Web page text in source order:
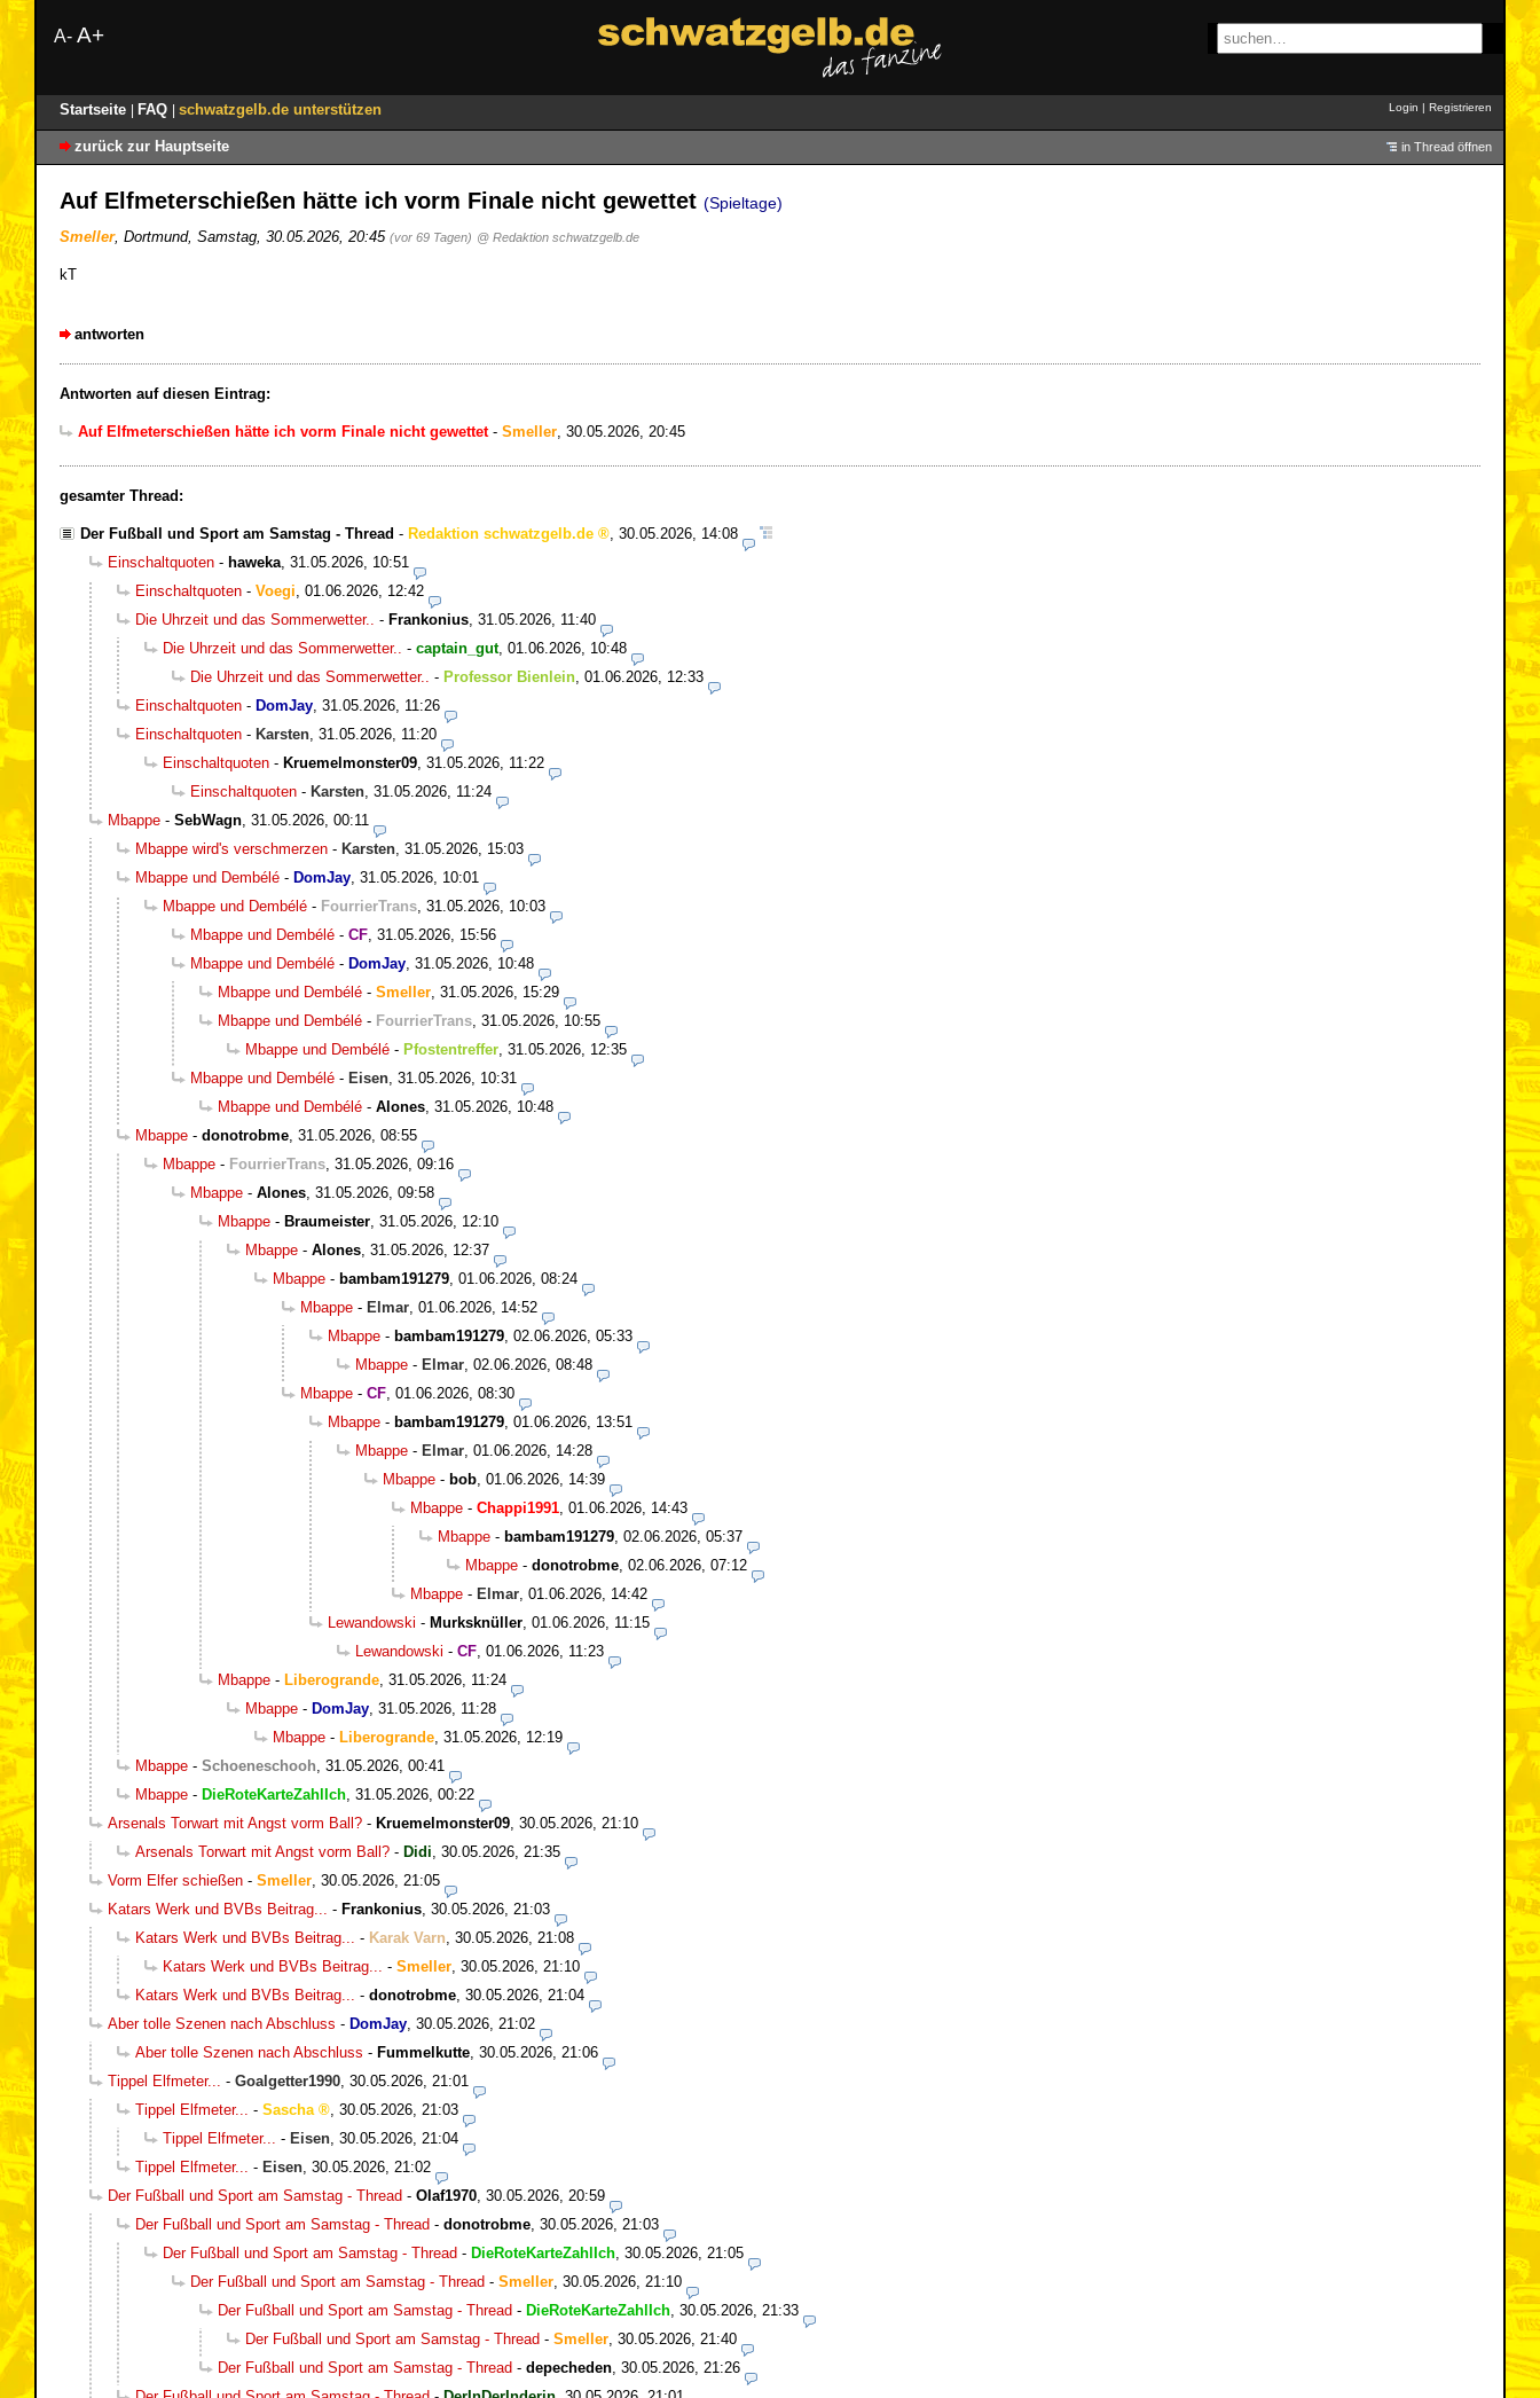
A- A+
Startseite FAQ schwatzgelb.de unterstützen Login | Registrieren
zurück zur Hauptseite in Thread öffnen
Auf Elfmeterschießen hätte ich vorm Finale nicht gewettet (Spieltage)
Smeller, Dortmund, Samstag, 30.05.2026, 20:45 (vor 69 Tagen) @ Redaktion schwatzgelb.de
kT
antworten
Antworten auf diesen Eintrag:
Auf Elfmeterschießen hätte ich vorm Finale nicht gewettet- Smeller 30.05.2026, 20:45
gesamter Thread:
Der Fußball und Sport am Samstag - Thread - Redaktion schwatzgelb.de
30.05.2026, 14:08
Einschaltquoten - haweka 31.05.2026, 10:51
Einschaltquoten - Voegi 01.06.2026, 12:42
Die Uhrzeit und das Sommerwetter..
- Frankonius 31.05.2026, 11:40
Die Uhrzeit und das Sommerwetter..
- captain_gut, 01.06.2026, 10:48
Die Uhrzeit und das Sommerwetter..
- Professor Bienlein 01.06.2026, 12:33
Einschaltquoten - DomJay 31.05.2026, 11:26
Einschaltquoten - Karsten 31.05.2026, 11:20
Einschaltquoten - Kruemelmonster09 31.05.2026, 11:22
Einschaltquoten - Karsten 31.05.2026, 11:24
Mbappe - SebWagn 31.05.2026, 00:11
Mbappe wird's verschmerzen - Karsten 31.05.2026, 15:03
Mbappe und Dembélé - DomJay 31.05.2026, 10:01
Mbappe und Dembélé - FourrierTrans 31.05.2026, 10:03
Mbappe und Dembélé - CF 31.05.2026, 15:56
Mbappe und Dembélé - DomJay 31.05.2026, 10:48
Mbappe und Dembélé - Smeller 31.05.2026, 15:29
Mbappe und Dembélé - FourrierTrans 31.05.2026, 10:55
Mbappe und Dembélé - Pfostentreffer 31.05.2026, 12:35
Mbappe und Dembélé - Eisen 31.05.2026, 10:31
Mbappe und Dembélé - Alones 31.05.2026, 10:48
Mbappe - donotrobme 31.05.2026, 08:55
Mbappe - FourrierTrans 31.05.2026, 09:16
Mbappe - Alones 31.05.2026, 09:58
Mbappe - Braumeister 31.05.2026, 12:10
Mbappe - Alones 31.05.2026, 12:37
Mbappe - bambam191279 01.06.2026, 08:24
Mbappe - Elmar 01.06.2026, 14:52
Mbappe - bambam191279 02.06.2026, 05:33
Mbappe - Elmar 02.06.2026, 08:48
Mbappe - CF 01.06.2026, 08:30
Mbappe - bambam191279 01.06.2026, 13:51
Mbappe - Elmar 01.06.2026, 14:28
Mbappe - bob 01.06.2026, 14:39
Mbappe - Chappi1991 01.06.2026, 14:43
Mbappe - bambam191279 02.06.2026, 05:37
Mbappe - donotrobme 02.06.2026, 07:12
Mbappe - Elmar 01.06.2026, 14:42
Lewandowski - Murksknüller 01.06.2026, 11:15
Lewandowski - CF 01.06.2026, 11:23
Mbappe - Liberogrande 31.05.2026, 11:24
Mbappe - DomJay 31.05.2026, 11:28
Mbappe - Liberogrande 31.05.2026, 12:19
Mbappe - Schoeneschooh 31.05.2026, 00:41
Mbappe - DieRoteKarteZahlIch 31.05.2026, 00:22
Arsenals Torwart mit Angst vorm Ball? - Kruemelmonster09 30.05.2026, 21:10
Arsenals Torwart mit Angst vorm Ball? - Didi 30.05.2026, 21:35
Vorm Elfer schießen - Smeller 30.05.2026, 21:05
Katars Werk und BVBs Beitrag...
- Frankonius 30.05.2026, 21:03
Katars Werk und BVBs Beitrag...
- Karak Varn 30.05.2026, 21:08
Katars Werk und BVBs Beitrag...
- Smeller 30.05.2026, 21:10
Katars Werk und BVBs Beitrag...
- donotrobme 30.05.2026, 21:04
Aber tolle Szenen nach Abschluss - DomJay 30.05.2026, 21:02
Aber tolle Szenen nach Abschluss - Fummelkutte 30.05.2026, 21:06
Tippel Elfmeter...
- Goalgetter1990 30.05.2026, 21:01
Tippel Elfmeter...
- Sascha
30.05.2026, 21:03
Tippel Elfmeter...
- Eisen 30.05.2026, 21:04
Tippel Elfmeter...
- Eisen 30.05.2026, 21:02
Der Fußball und Sport am Samstag - Thread - Olaf1970 30.05.2026, 20:59
Der Fußball und Sport am Samstag - Thread - donotrobme 30.05.2026, 21:03
Der Fußball und Sport am Samstag - Thread - DieRoteKarteZahlIch 30.05.2026, 21:05
Der Fußball und Sport am Samstag - Thread - Smeller 30.05.2026, 21:10
Der Fußball und Sport am Samstag - Thread - DieRoteKarteZahlIch 30.05.2026, 21:33
Der Fußball und Sport am Samstag - Thread - Smeller 30.05.2026, 21:40
Der Fußball und Sport am Samstag - Thread - depecheden 30.05.2026, 21:26